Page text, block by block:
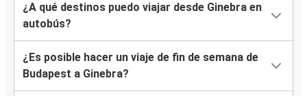
¿A qué destinos puedo viajar desde Ginebra en
autobús?
¿Es posible hacer un viaje de fin de semana de
Budapest a Ginebra?